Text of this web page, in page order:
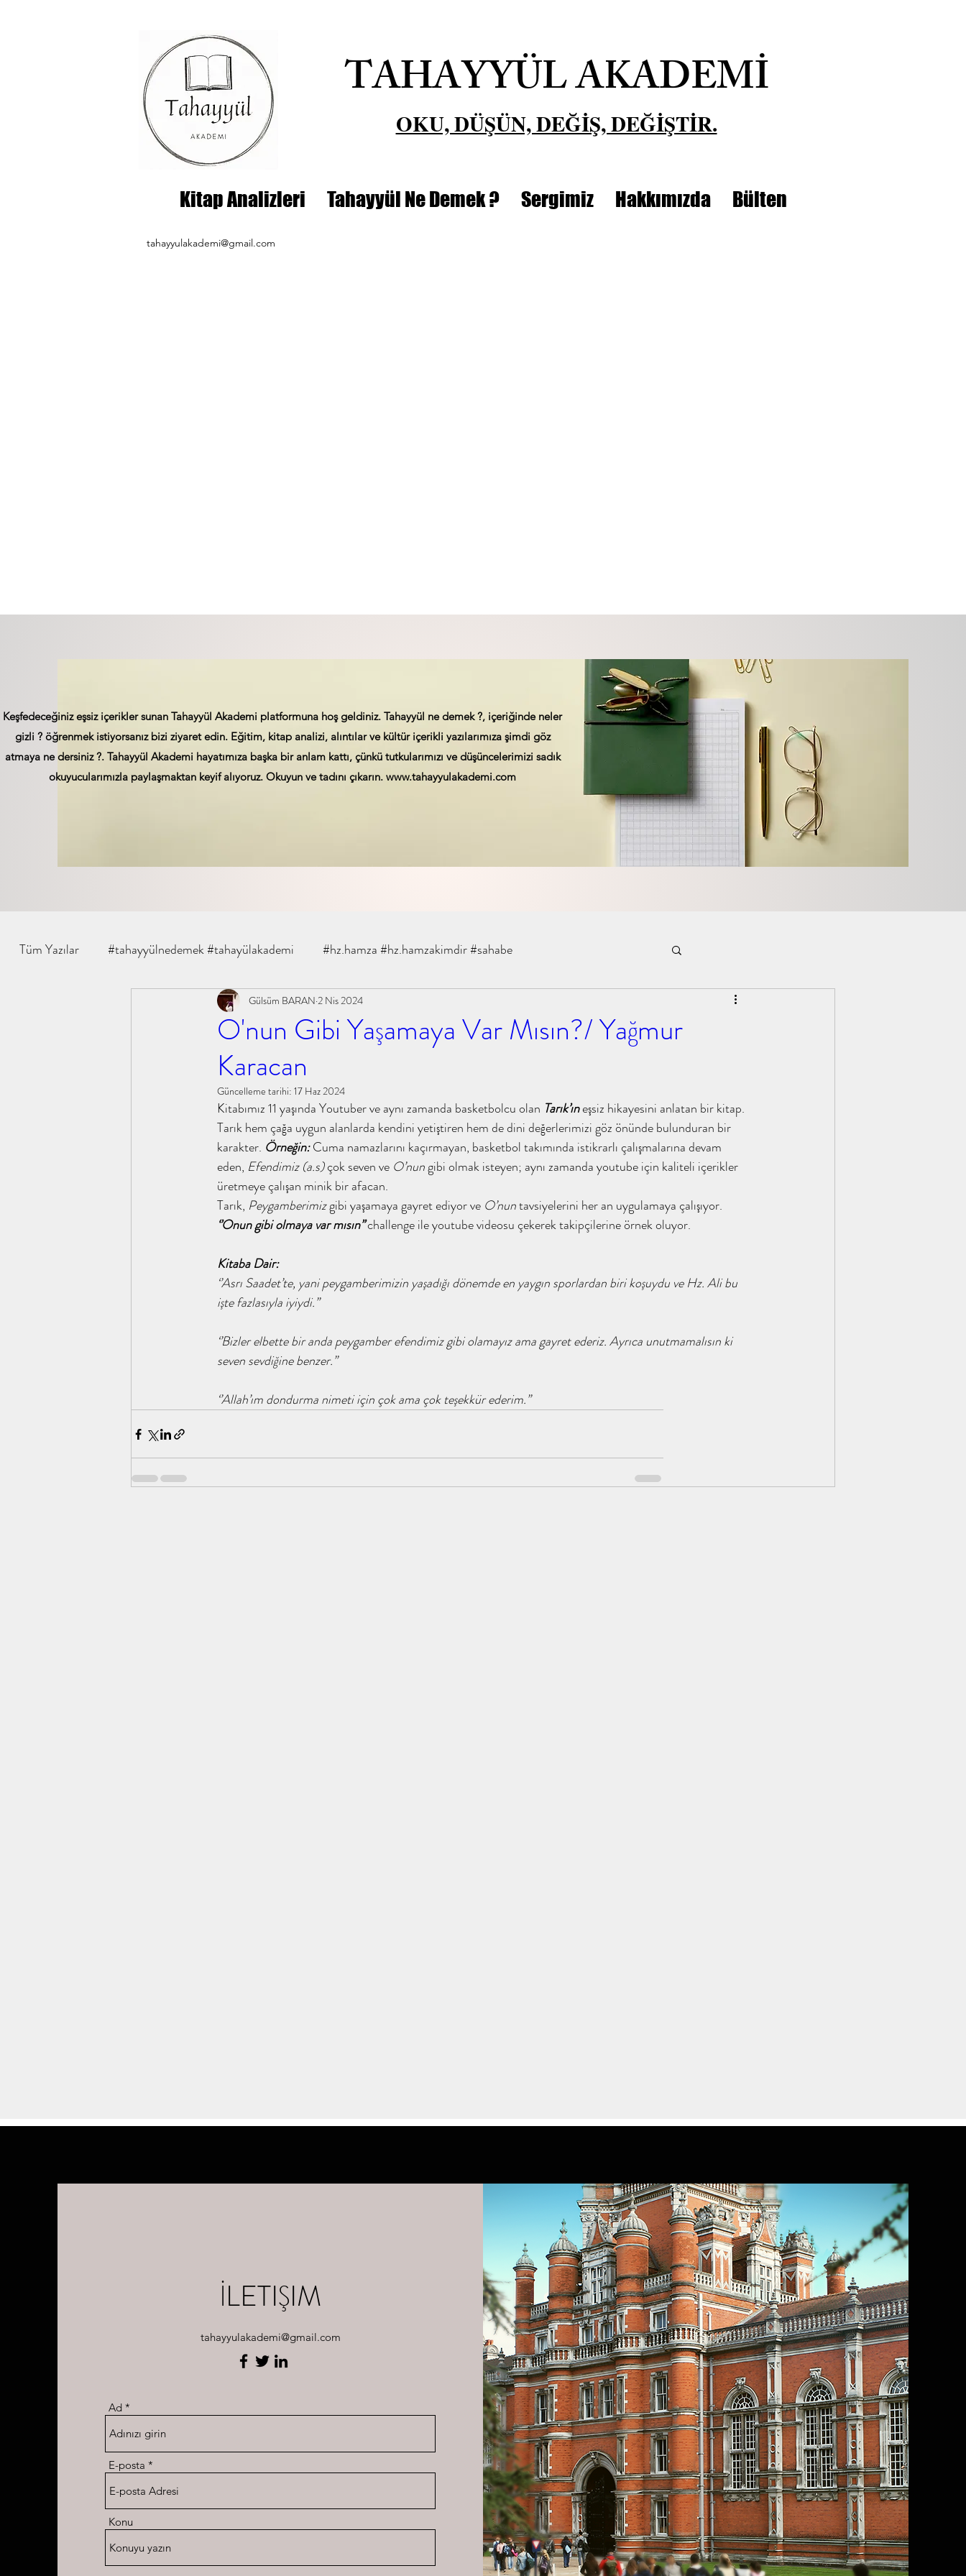
TAHAYYÜL AKADEMİ
OKU, DÜŞÜN, DEĞİŞ, DEĞİŞTİR.
Kitap Analizleri Tahayyül Ne Demek ? Sergimiz Hakkımızda Bülten
tahayyulakademi@gmail.com
Keşfedeceğiniz eşsiz içerikler sunan Tahayyül Akademi platformuna hoş geldiniz. Tahayyül ne demek ?, içeriğinde neler
gizli ? öğrenmek istiyorsanız bizi ziyaret edin. Eğitim, kitap analizi, alıntılar ve kültür içerikli yazılarımıza şimdi göz
atmaya ne dersiniz ?. Tahayyül Akademi hayatımıza başka bir anlam kattı, çünkü tutkularımızı ve düşüncelerimizi sadık
okuyucularımızla paylaşmaktan keyif alıyoruz. Okuyun ve tadını çıkarın. www.tahayyulakademi.com
Tüm Yazılar #tahayyülnedemek #tahayülakademi #hz.hamza #hz.hamzakimdir #sahabe
#ebusüfyan #sahabe #güncel #tahayyü #şifabintiabdullah #tahayyülakademi
tahayyülakademi, kitapanaliz, tahay
#sahabeiklimi #m.eminyıldırım #kita #islamınkızına #ihsanşenocak #kitap
#yusufunüçgömleği #abdullahyıldız # #kokoloji #tahayyülakademi #tahayyü kokoloji tahayyülakademi
hilafetten saltanata emeviler dönem tahayyülakademi kitap analizi
tahayyülakademi ene kitap analizi f Ebu Sufyan Kimdir / tahayyülakademi ene / tahayyülakademi
Yusuf'un Üç Gömleği / tahayyülakade Hz. Hamza Kimdir ? / tahayyülakadem
İslamın Kızına / tahayyülakademi Sahabe İklimi / tahayyülakademi Abdullah Olmak / tahayyülakademi
O'nun Gibi Yaşamaya Var Mısın?/ Yağmur
Karacan
Gülsüm BARAN 2 Nis 2024
Güncelleme tarihi: 17 Haz 2024
Kitabımız 11 yaşında Youtuber ve aynı zamanda basketbolcu olan Tarık’ın eşsiz hikayesini anlatan bir kitap.
Tarık hem çağa uygun alanlarda kendini yetiştiren hem de dini değerlerimizi göz önünde bulunduran bir
karakter. Örneğin: Cuma namazlarını kaçırmayan, basketbol takımında istikrarlı çalışmalarına devam
eden, Efendimiz (a.s) çok seven ve O’nun gibi olmak isteyen; aynı zamanda youtube için kaliteli içerikler
üretmeye çalışan minik bir afacan.
Tarık, Peygamberimiz gibi yaşamaya gayret ediyor ve O’nun tavsiyelerini her an uygulamaya çalışıyor.
‘’Onun gibi olmaya var mısın’’ challenge ile youtube videosu çekerek takipçilerine örnek oluyor.
Kitaba Dair:
‘’Asrı Saadet’te, yani peygamberimizin yaşadığı dönemde en yaygın sporlardan biri koşuydu ve Hz. Ali bu
işte fazlasıyla iyiydi.’’
‘’Bizler elbette bir anda peygamber efendimiz gibi olamayız ama gayret ederiz. Ayrıca unutmamalısın ki
seven sevdiğine benzer.’’
‘’Allah’ım dondurma nimeti için çok ama çok teşekkür ederim.’’
Abone Ol
İLETIŞIM
tahayyulakademi@gmail.com
Ad
E-posta
Konu